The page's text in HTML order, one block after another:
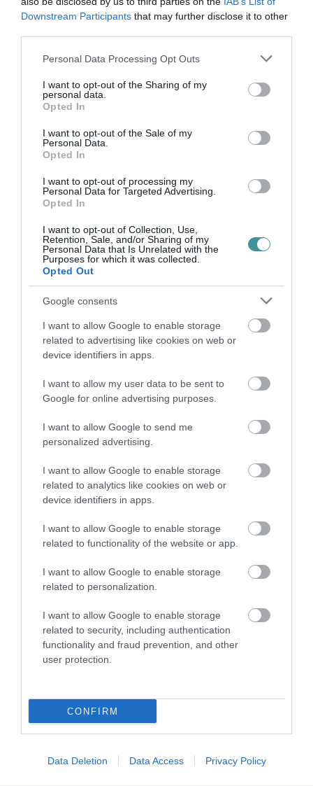
Downstream Participants that may further disclose it to other
Please note that this website/app uses one or more Google
not limited to your visit or usage behaviour. You may click to
grant or deny consent to Google and its third-party tags to
use your data for below specified purposes in below Google
consent section.
Personal Data Processing Opt Outs
I want to opt-out of the Sharing of my
personal data.
Opted In
I want to opt-out of the Sale of my
Personal Data.
Opted In
I want to opt-out of processing my
Personal Data for Targeted Advertising.
Opted In
I want to opt-out of Collection, Use,
Retention, Sale, and/or Sharing of my
Personal Data that Is Unrelated with the
Purposes for which it was collected.
Opted Out
Google consents
I want to allow Google to enable storage
related to advertising like cookies on web or
device identifiers in apps.
I want to allow my user data to be sent to
Google for online advertising purposes.
I want to allow Google to send me
personalized advertising.
I want to allow Google to enable storage
related to analytics like cookies on web or
device identifiers in apps.
I want to allow Google to enable storage
related to functionality of the website or app.
I want to allow Google to enable storage
related to personalization.
I want to allow Google to enable storage
related to security, including authentication
functionality and fraud prevention, and other
user protection.
CONFIRM
Data Deletion Data Access Privacy Policy
élmény, természet és feltöltődés”– fogalmaz a
csatlakozását is várják.
Ne maradjon le a legfrissebb hírekről, kövessen
bennünket az EGRI ÜGYEK Google Hírek oldalán!
VISSZA A FŐOLDALRA
Legfrissebb híreink
MINDHÁROM ÜTEMBEN DOLGOZNAK A 25-
ÖS FŐÚTON EGERBEN
HALMENTÉS SZARVASKŐNÉL: ŐSHONOS
2026. augusztus 07|Környék ügye
ZÁPOROK, ZIVATAROK KIALAKULHATNAK
2026. augusztus 07|Mindenki ügye
KÉT AUTÓ ÜTKÖZÖTT BOGÁCSON, A
MENTŐK IS A HELYSZÍNRE ÉRKE...